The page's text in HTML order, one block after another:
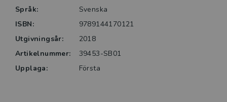
aspekter av ledarskapet och hur man kan arbeta med
ledarskap såsom personalvetare, HR-specialister och
ledarskapskonsulter.
Språk:
Svenska
ISBN:
9789144170121
Utgivningsår:
2018
Artikelnummer:
39453-SB01
Upplaga:
Första